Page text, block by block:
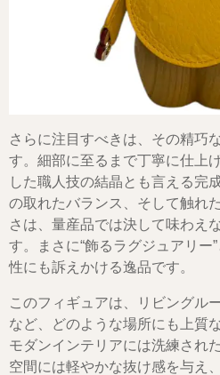
さらに注目すべきは、その精巧
す。細部に至るまで丁寧に仕上
した職人技の結晶とも言える完
の取れたバランス、そして触れ
さは、量産品では決して味わえ
す。まさに“飾るラグジュアリー
性にも訴えかける逸品です。
このフィギュアは、リビングル
など、どのような場所にも上質
モダンインテリアには洗練され
空間には軽やかな抜け感を与え